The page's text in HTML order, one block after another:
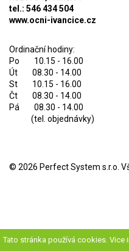
Tato stránka používá cookies. Vice
tel.: 546 434 504
www.ocni-ivancice.cz
Ordinační hodiny:
Po 10.15 - 16.00
Út 08.30 - 14.00
St 10.15 - 16.00
Čt 08.30 - 14.00
Pá 08.30 - 14.00
(tel. objednávky)
© 2026 Perfect System s.r.o .